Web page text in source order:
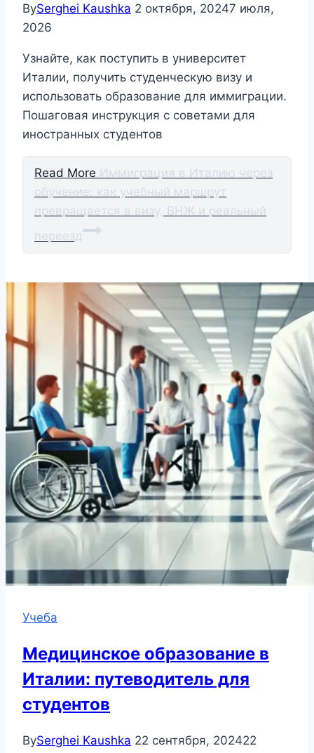
BySerghei Kaushka 2 октября, 20247 июля,
2026
Узнайте, как поступить в университет
Италии, получить студенческую визу и
использовать образование для иммиграции.
Пошаговая инструкция с советами для
иностранных студентов
Read More Иммиграция в Италию через
обучение: как учебный маршрут
превращается в визу, ВНЖ и реальный
переезд
Учеба
Медицинское образование в
Италии: путеводитель для
студентов
BySerghei Kaushka 22 сентября, 202422